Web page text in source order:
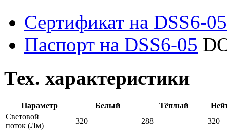
Сертификат на DSS6-05
Паспорт на DSS6-05
Тех. характеристики
Параметр Белый Тёплый
Световой
поток (Лм)
320 288
320